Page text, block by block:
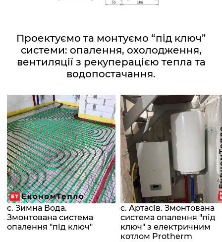
Проектуємо та монтуємо “під ключ”
системи: опалення, охолодження,
вентиляції з рекуперацією тепла та
водопостачання.
с. Зимна Вода.
Змонтована система
опалення "під ключ"
с. Артасів. Змонтована
система опалення "під
ключ" з електричним
котлом Protherm